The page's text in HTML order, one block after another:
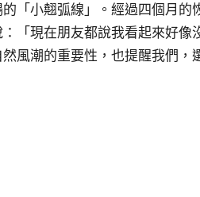
「小翹弧線」。經過四個月的
「現在朋友都說我看起來好像
風潮的重要性，也提醒我們，